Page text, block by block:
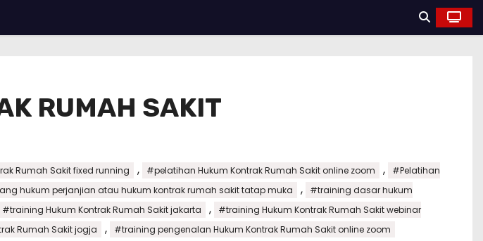
RUMAH SAKIT
Rumah Sakit fixed running , #pelatihan Hukum Kontrak Rumah Sakit online zoom ,
#Pelatihan
hukum perjanjian atau hukum kontrak rumah sakit tatap muka
,
#training dasar hukum
#training Hukum Kontrak Rumah Sakit jakarta ,
#training Hukum Kontrak Rumah Sakit webinar
Rumah Sakit jogja , #training pengenalan Hukum Kontrak Rumah Sakit online zoom